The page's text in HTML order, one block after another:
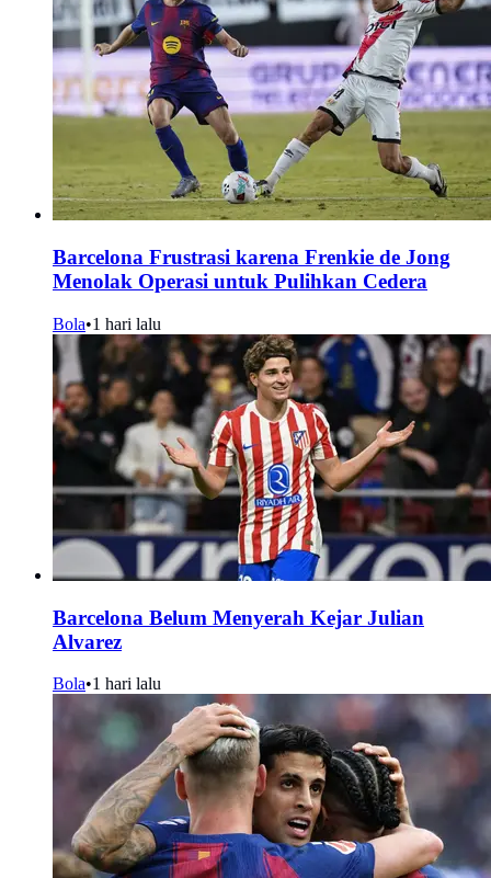
Barcelona Frustrasi karena Frenkie de Jong
Menolak Operasi untuk Pulihkan Cedera
Bola•1 hari lalu
Barcelona Belum Menyerah Kejar Julian
Alvarez
Bola•1 hari lalu